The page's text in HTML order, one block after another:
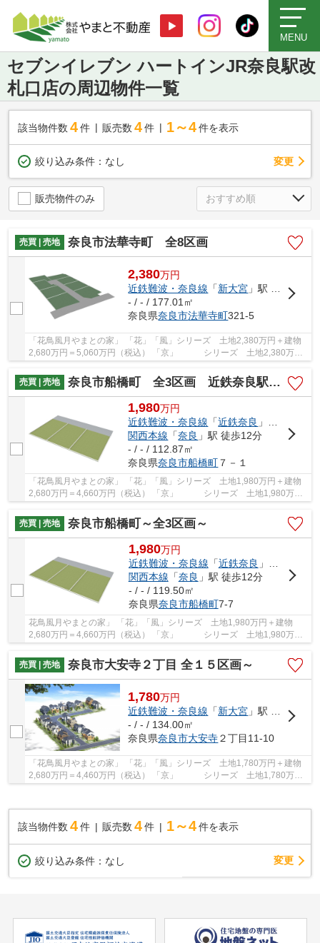
MENU
セブンイレブン ハートインJR奈良駅改
札口店の周辺物件一覧
該当物件数 4件 販売数 4 件 1～4 件を表示
絞り込み条件： なし 変更
販売物件のみ
売買 | 売地 奈良市法華寺町 全8区画
2,380万円
近鉄難波・奈良線 「新大宮 」駅 徒歩9分
- / - / 177.01㎡
奈良県奈良市法華寺町321-5
「花鳥風月やまとの家」 「花」「風」シリーズ 土地2,380万円＋建物
2,680万円＝5,060万円（税込） 「京」 シリーズ 土地2,380万円
＋建物2,480万円＝4,860万円（税込） やまと不...
売買 | 売地
奈良市船橋町 全3区画 近鉄奈良駅徒歩圏内
1,980万円
近鉄難波・奈良線 「近鉄奈良 」駅 徒歩12分
関西本線 「奈良 」駅 徒歩12分
- / - / 112.87㎡
奈良県奈良市船橋町 ７－１
「花鳥風月やまとの家」 「花」「風」シリーズ 土地1,980万円＋建物
2,680万円＝4,660万円（税込） 「京」 シリーズ 土地1,980万円
売買 | 売地
奈良市船橋町～全3区画～
1,980万円
近鉄難波・奈良線 「近鉄奈良 」駅 徒歩11分
関西本線 「奈良 」駅 徒歩12分
- / - / 119.50㎡
奈良県奈良市船橋町7-7
花鳥風月やまとの家」 「花」「風」シリーズ 土地1,980万円＋建物
2,680万円＝4,660万円（税込） 「京」 シリーズ 土地1,980万円
売買 | 売地
奈良市大安寺２丁目 全１５区画～
1,780万円
近鉄難波・奈良線 「新大宮 」駅 徒歩30分
- / - / 134.00㎡
奈良県奈良市大安寺２丁目11-10
「花鳥風月やまとの家」 「花」「風」シリーズ 土地1,780万円＋建物
2,680万円＝4,460万円（税込） 「京」 シリーズ 土地1,780万円
該当物件数 4件 販売数 4 件 1～4 件を表示
絞り込み条件： なし 変更